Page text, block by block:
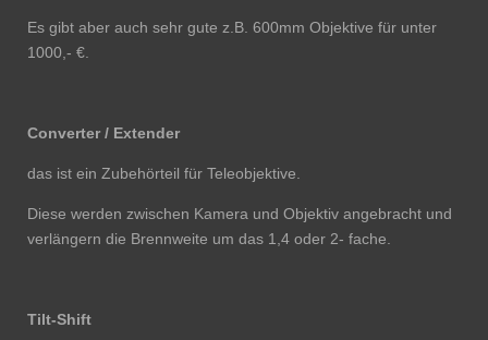
Es gibt aber auch sehr gute z.B. 600mm Objektive für unter
1000,- €.
Converter / Extender
das ist ein Zubehörteil für Teleobjektive.
Diese werden zwischen Kamera und Objektiv angebracht und
verlängern die Brennweite um das 1,4 oder 2- fache.
Tilt-Shift